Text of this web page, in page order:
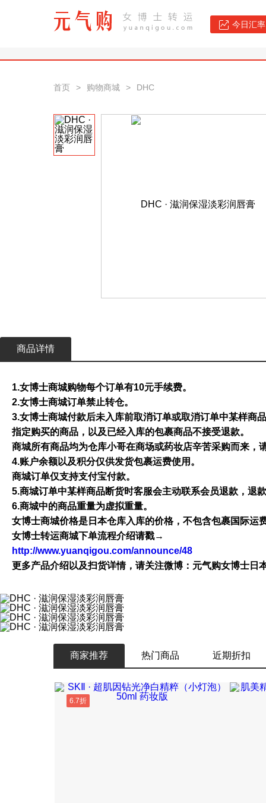
今日汇
首页 > 购物商城 > DHC
商品详情
1.女博士商城购物每个订单有10元手续费。
2.女博士商城订单禁止转仓。
3.女博士商城付款后未入库前取消订单或取消订单中某样商
指定购买的商品，以及已经入库的包裹商品不接受退款。
商城所有商品均为仓库小哥在商场或药妆店辛苦采购而来，
4.账户余额以及积分仅供发货包裹运费使用。
商城订单仅支持支付宝付款。
5.商城订单中某样商品断货时客服会主动联系会员退款，退
6.商城中的商品重量为虚拟重量。
女博士商城价格是日本仓库入库的价格，不包含包裹国际
女博士转运商城下单流程介绍请戳→
http://www.yuanqigou.com/announce/48
更多产品介绍以及扫货详情，请关注微博：元气购女博士日
商家推荐 热门商品 近期折扣
6.7折